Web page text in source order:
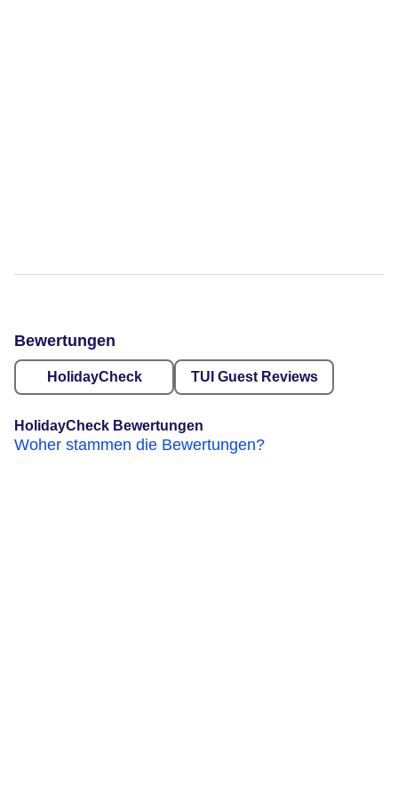
Bewertungen
HolidayCheck TUI Guest Reviews
HolidayCheck Bewertungen
Woher stammen die Bewertungen?